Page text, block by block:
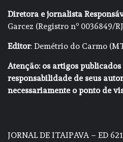
Diretora e jornalista
Garcez (Registro nº 0036849/
Editor: Demétrio do Carmo
Atenção: os artigos
responsabilidade de seus
necessariamente o ponto de
JORNAL DE ITAIPAVA – ED